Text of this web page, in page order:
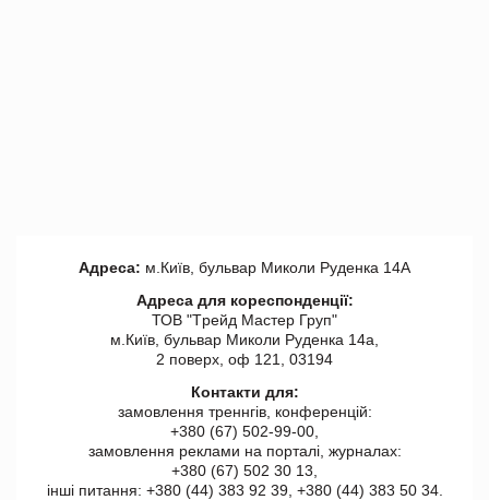
Адреса: м.Київ, бульвар Миколи Руденка 14А
Адреса для кореспонденції:
ТОВ "Tрейд Мастер Груп"
м.Київ, бульвар Миколи Руденка 14а,
2 поверх, оф 121, 03194
Контакти для:
замовлення треннгів, конференцій:
+380 (67) 502-99-00,
замовлення реклами на порталі, журналах:
+380 (67) 502 30 13,
інші питання: +380 (44) 383 92 39, +380 (44) 383 50 34.